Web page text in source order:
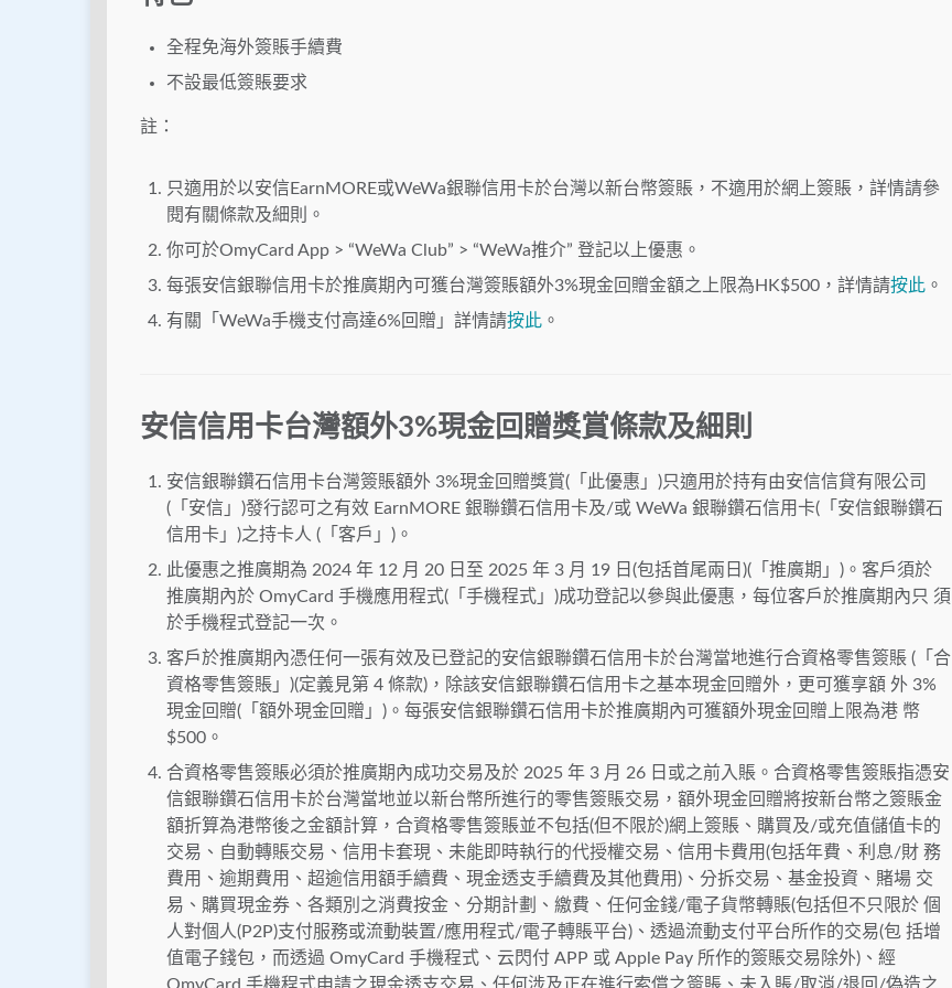
全程免海外簽賬手續費
不設最低簽賬要求
註：
只適用於以安信EarnMORE或WeWa銀聯信用卡於台灣以新台幣簽賬，不適用於網上簽賬，詳情請參
閱有關條款及細則。
你可於OmyCard App > “WeWa Club” > “WeWa推介” 登記以上優惠。
每張安信銀聯信用卡於推廣期內可獲台灣簽賬額外3%現金回贈金額之上限為HK$500，詳情請按此 。
有關「WeWa手機支付高達6%回贈」詳情請按此 。
安信信用卡台灣額外3%現金回贈獎賞條款及細則
安信銀聯鑽石信用卡台灣簽賬額外 3%現金回贈獎賞(「此優惠」)只適用於持有由安信信貸有限公司
(「安信」)發行認可之有效 EarnMORE 銀聯鑽石信用卡及/或 WeWa 銀聯鑽石信用卡(「安信銀聯鑽石
信用卡」)之持卡人 (「客戶」)。
此優惠之推廣期為 2024 年 12 月 20 日至 2025 年 3 月 19 日(包括首尾兩日)(「推廣期」)。客戶須於
推廣期內於 OmyCard 手機應用程式(「手機程式」)成功登記以參與此優惠，每位客戶於推廣期內只 須
於手機程式登記一次。
客戶於推廣期內憑任何一張有效及已登記的安信銀聯鑽石信用卡於台灣當地進行合資格零售簽賬 (「合
資格零售簽賬」)(定義見第 4 條款)，除該安信銀聯鑽石信用卡之基本現金回贈外，更可獲享額 外 3%
現金回贈(「額外現金回贈」)。每張安信銀聯鑽石信用卡於推廣期內可獲額外現金回贈上限為港 幣
$500。
合資格零售簽賬必須於推廣期內成功交易及於 2025 年 3 月 26 日或之前入賬。合資格零售簽賬指憑安
信銀聯鑽石信用卡於台灣當地並以新台幣所進行的零售簽賬交易，額外現金回贈將按新台幣之簽賬金
額折算為港幣後之金額計算，合資格零售簽賬並不包括(但不限於)網上簽賬、購買及/或充值儲值卡的
交易、自動轉賬交易、信用卡套現、未能即時執行的代授權交易、信用卡費用(包括年費、利息/財 務
費用、逾期費用、超逾信用額手續費、現金透支手續費及其他費用)、分拆交易、基金投資、賭場 交
易、購買現金券、各類別之消費按金、分期計劃、繳費、任何金錢/電子貨幣轉賬(包括但不只限於 個
人對個人(P2P)支付服務或流動裝置/應用程式/電子轉賬平台)、透過流動支付平台所作的交易(包 括增
值電子錢包，而透過 OmyCard 手機程式、云閃付 APP 或 Apple Pay 所作的簽賬交易除外)、經